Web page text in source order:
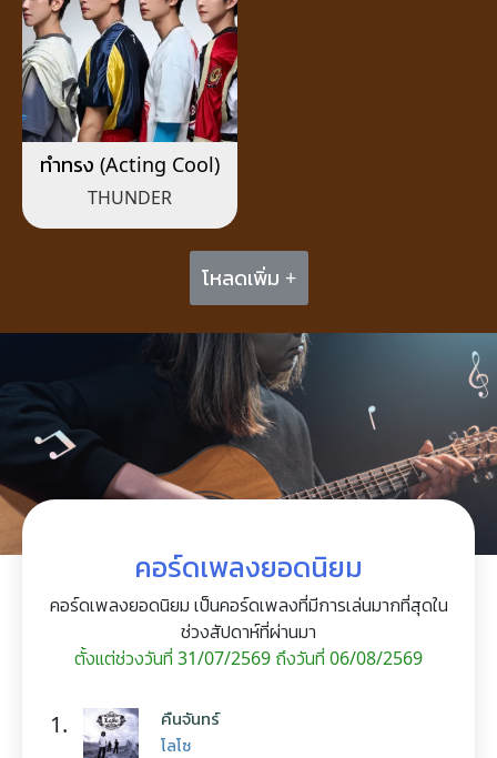
ทำทรง (Acting Cool)
THUNDER
โหลดเพิ่ม +
คอร์ดเพลงยอดนิยม
คอร์ดเพลงยอดนิยม เป็นคอร์ดเพลงที่มีการเล่นมากที่สุดใน
ช่วงสัปดาห์ที่ผ่านมา
ตั้งแต่ช่วงวันที่ 31/07/2569 ถึงวันที่ 06/08/2569
1. คืนจันทร์
โลโซ